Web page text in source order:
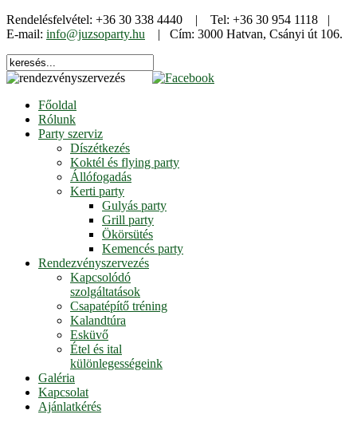
Rendelésfelvétel: +36 30 338 4440 | Tel: +36 30 954 1118 |
E-mail: info@juzsoparty.hu | Cím: 3000 Hatvan, Csányi út 106.
Főoldal
Rólunk
Party szerviz
Díszétkezés
Koktél és flying party
Állófogadás
Kerti party
Gulyás party
Grill party
Ökörsütés
Kemencés party
Rendezvényszervezés
Kapcsolódó
szolgáltatások
Csapatépítő tréning
Kalandtúra
Esküvő
Étel és ital
különlegességeink
Galéria
Kapcsolat
Ajánlatkérés